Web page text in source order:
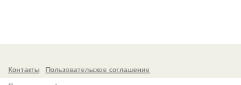
метаболического
синдрома.
Контакты
Пользовательское соглашение